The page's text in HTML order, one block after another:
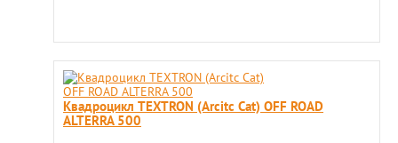
Квадроцикл TEXTRON (Arcitc Cat) OFF ROAD
ALTERRA 500